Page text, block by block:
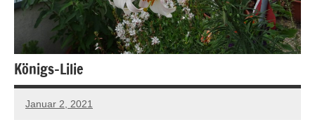
Königs-Lilie
Januar 2, 2021
Andreas